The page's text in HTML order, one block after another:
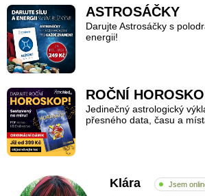
ASTROSÁČKY
Darujte Astrosáčky s
energii!
ROČNÍ
Jedinečný astrologický
přesného data, času a
Klára Jsem